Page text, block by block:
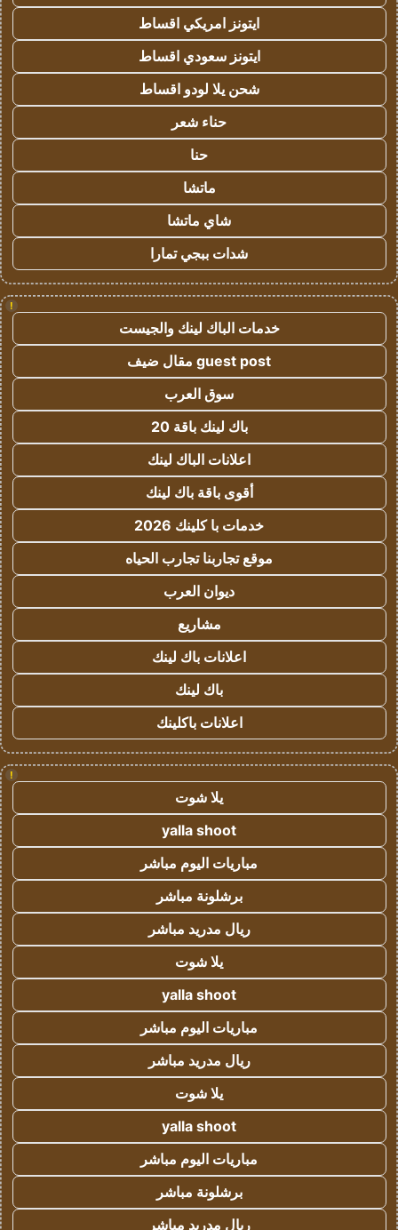
ايتونز امريكي اقساط
ايتونز سعودي اقساط
شحن يلا لودو اقساط
حناء شعر
حنا
ماتشا
شاي ماتشا
شدات ببجي تمارا
!
خدمات الباك لينك والجيست
guest post مقال ضيف
سوق العرب
باك لينك باقة 20
اعلانات الباك لينك
أقوى باقة باك لينك
خدمات با كلينك 2026
موقع تجاربنا تجارب الحياه
ديوان العرب
مشاريع
اعلانات باك لينك
باك لينك
اعلانات باكلينك
!
يلا شوت
yalla shoot
مباريات اليوم مباشر
برشلونة مباشر
ريال مدريد مباشر
يلا شوت
yalla shoot
مباريات اليوم مباشر
ريال مدريد مباشر
يلا شوت
yalla shoot
مباريات اليوم مباشر
برشلونة مباشر
ريال مدريد مباشر